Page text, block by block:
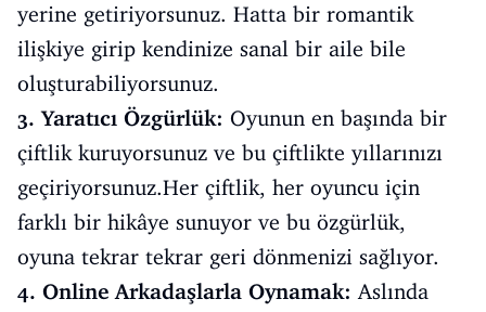
yerine getiriyorsunuz. Hatta bir romantik
ilişkiye girip kendinize sanal bir aile bile
oluşturabiliyorsunuz.
3. Yaratıcı Özgürlük: Oyunun en başında bir
çiftlik kuruyorsunuz ve bu çiftlikte yıllarınızı
geçiriyorsunuz.Her çiftlik, her oyuncu için
farklı bir hikâye sunuyor ve bu özgürlük,
oyuna tekrar tekrar geri dönmenizi sağlıyor.
4. Online Arkadaşlarla Oynamak: Aslında